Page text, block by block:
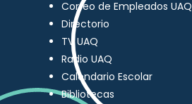
Correo de Empleados UAQ
Directorio
TV UAQ
Radio UAQ
Calendario Escolar
Bibliotecas